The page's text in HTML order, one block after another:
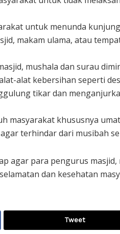
untuk menunda
makam ulama, atau
mushala dan surau
alat kebersihan seperti
tikar dan
masyarakat khususnya
terhindar dari musibah
agar para pengurus
dan kesehatan
Tweet